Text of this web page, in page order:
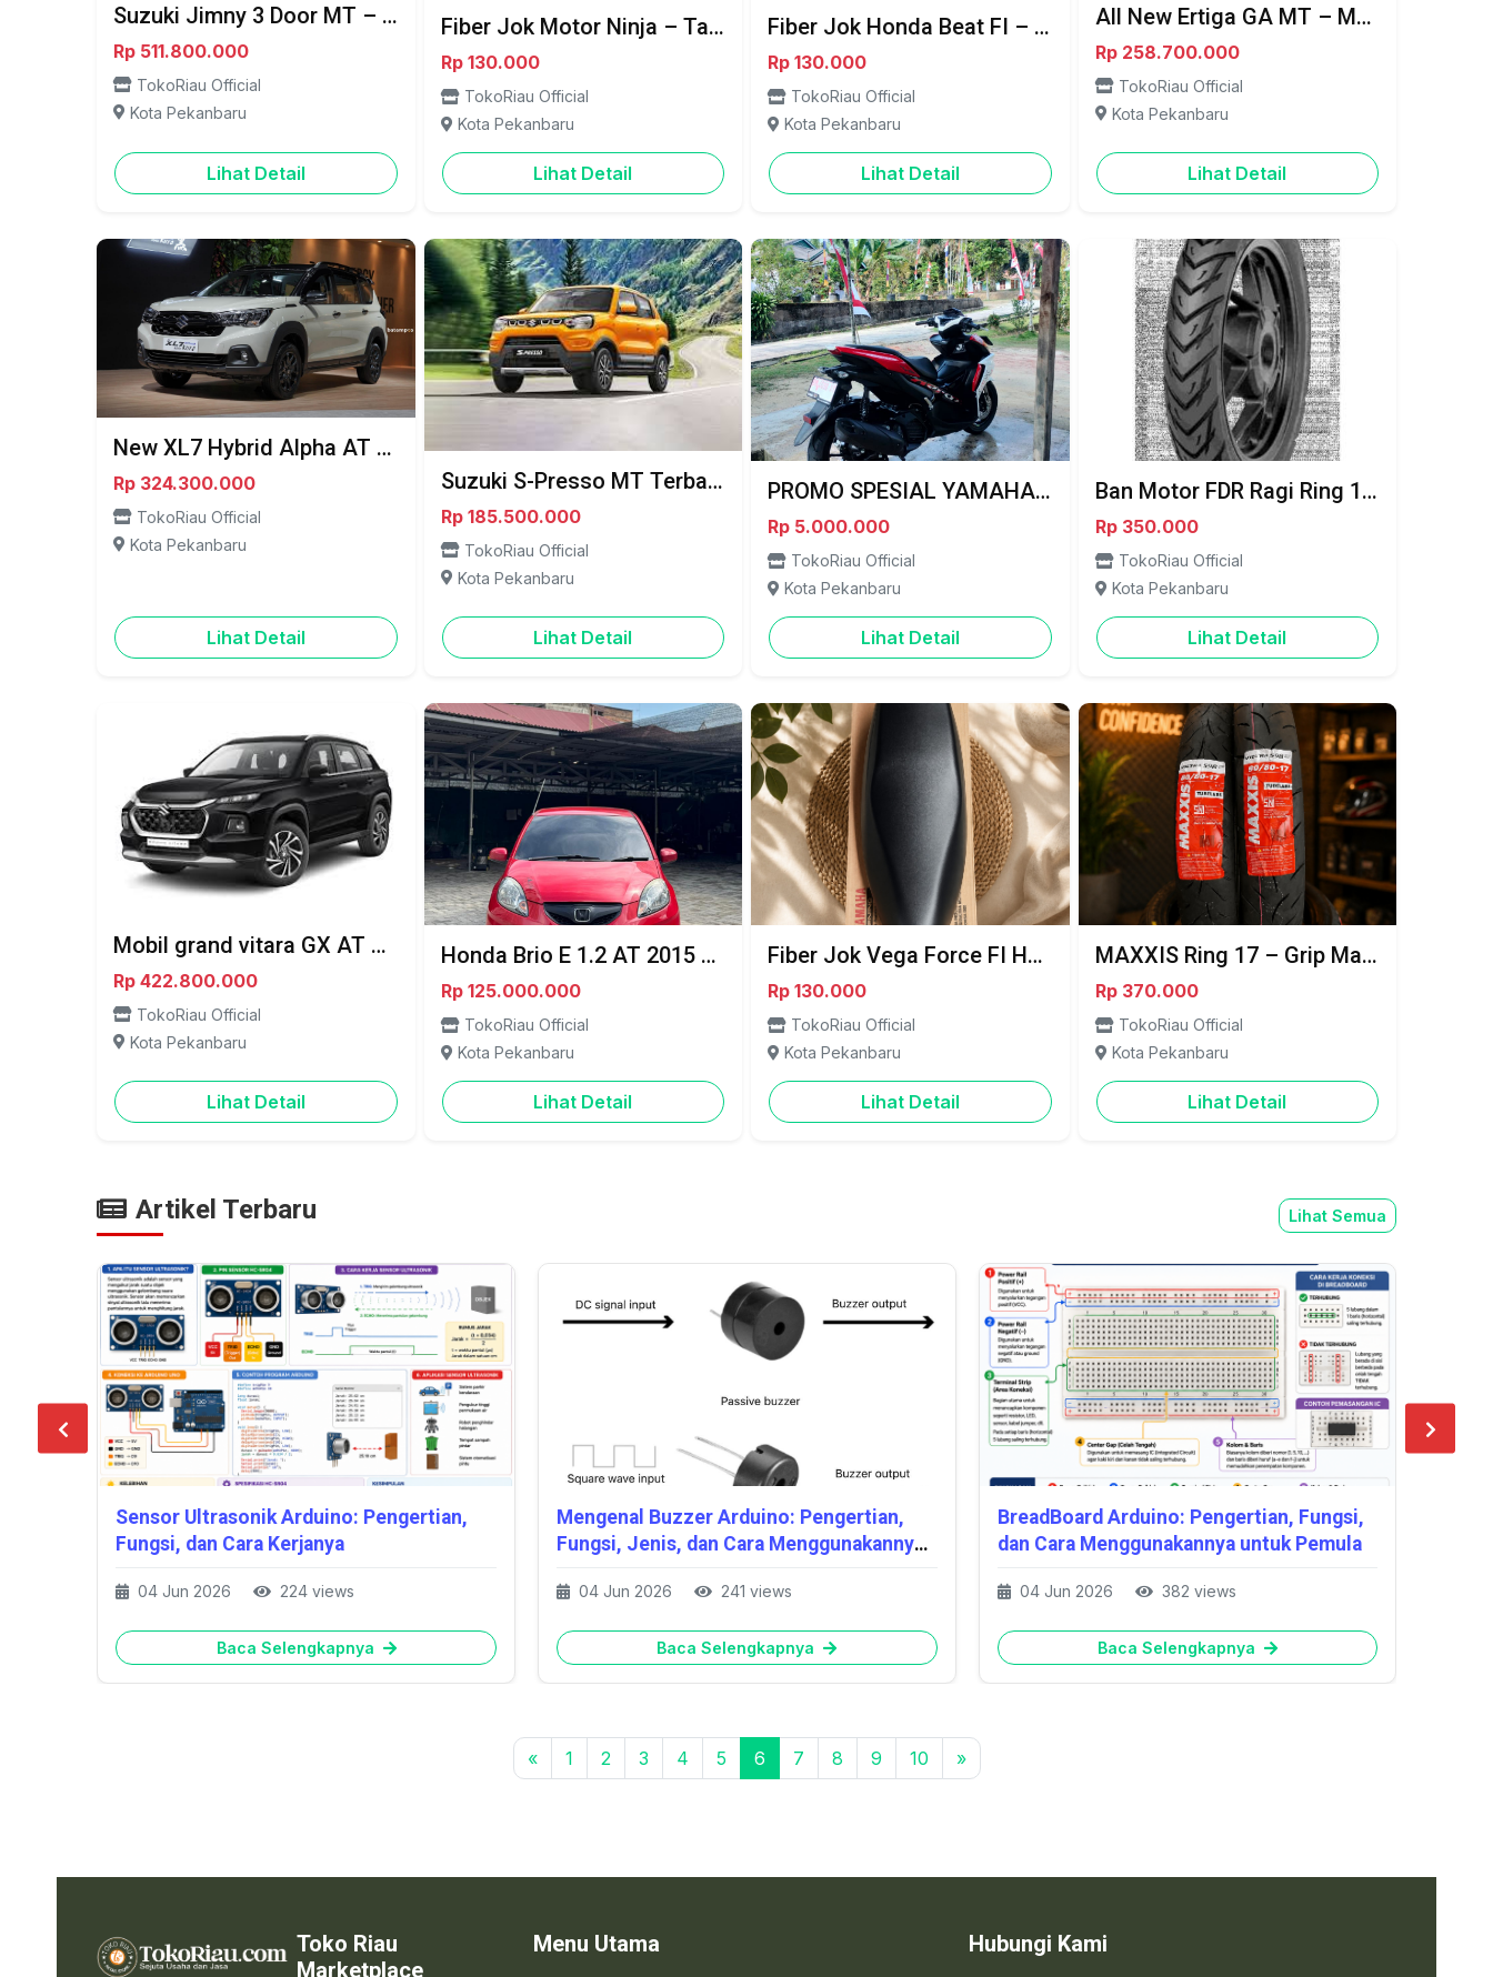
Suzuki Jimny 3 Door MT – Gagah, Tangguh, Siap Temani Semua Petualangan - Pekanbaru
Rp 511.800.000
TokoRiau Official
Kota Pekanbaru
Lihat Detail
Fiber Jok Motor Ninja – Tampil Sporty & Lebih Kokoh -Pekanbaru
Rp 130.000
TokoRiau Official
Kota Pekanbaru
Lihat Detail
Fiber Jok Honda Beat FI – Upgrade Tampilan Makin Keren & Stylish - Pekanbaru
Rp 130.000
TokoRiau Official
Kota Pekanbaru
Lihat Detail
All New Ertiga GA MT – MPV Keluarga Nyaman, Irit, dan Harga Bersahabat - Pekanbaru
Rp 258.700.000
TokoRiau Official
Kota Pekanbaru
Lihat Detail
New XL7 Hybrid Alpha AT Two Tone – SUV Premium, Irit, dan Makin Stylish - Pekanbaru
Rp 324.300.000
TokoRiau Official
Kota Pekanbaru
Lihat Detail
Suzuki S-Presso MT Terbaru Pekanbaru – Tampil Stylish, Harga Bersahabat!
Rp 185.500.000
TokoRiau Official
Kota Pekanbaru
Lihat Detail
PROMO SPESIAL YAMAHA AEROX NEW – GAYA SPORTY, DP RINGAN - Palalawan
Rp 5.000.000
TokoRiau Official
Kota Pekanbaru
Lihat Detail
Ban Motor FDR Ragi Ring 17 Terbaik! Cengkeraman Maksimal, Gaya Makin Total - Pekanbaru
Rp 350.000
TokoRiau Official
Kota Pekanbaru
Lihat Detail
Mobil grand vitara GX AT NEW - PEKANBARU
Rp 422.800.000
TokoRiau Official
Kota Pekanbaru
Lihat Detail
Honda Brio E 1.2 AT 2015 – Matic Irit, Stylish, Siap Pakai! Harga Nego - Pekanbaru
Rp 125.000.000
TokoRiau Official
Kota Pekanbaru
Lihat Detail
Fiber Jok Vega Force FI Halus, Rapi, Siap Pakai - Pekanbaru
Rp 130.000
TokoRiau Official
Kota Pekanbaru
Lihat Detail
MAXXIS Ring 17 – Grip Maksimal, Gaya Makin Total - Pekkanbaru
Rp 370.000
TokoRiau Official
Kota Pekanbaru
Lihat Detail
Artikel Terbaru Lihat Semua
Sensor Ultrasonik Arduino: Pengertian,
Fungsi, dan Cara Kerjanya
04 Jun 2026 224 views
Baca Selengkapnya
Mengenal Buzzer Arduino: Pengertian,
Fungsi, Jenis, dan Cara Menggunakannya
04 Jun 2026 241 views
Baca Selengkapnya
BreadBoard Arduino: Pengertian, Fungsi,
dan Cara Menggunakannya untuk Pemula
04 Jun 2026 382 views
Baca Selengkapnya
« 1 2 3 4 5 6 7 8 9 10 »
Toko Riau
Marketplace
Menu Utama Hubungi Kami